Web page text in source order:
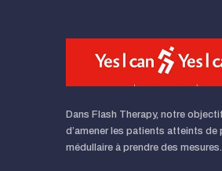
Dans Flash Therapy, notre
d’amener les patients atteints de
médullaire à prendre des mesures.